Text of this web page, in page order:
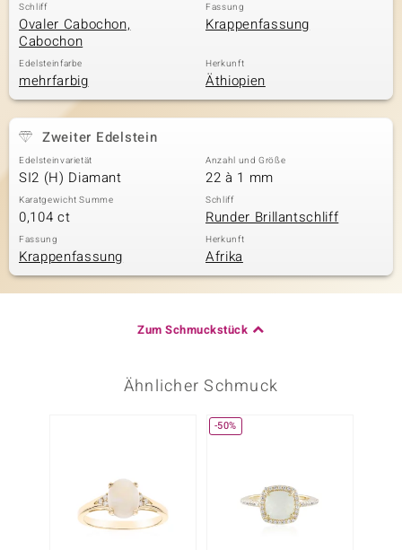
Schliff
Ovaler Cabochon,
Cabochon
Fassung
Krappenfassung
Edelsteinfarbe
mehrfarbig
Herkunft
Äthiopien
Zweiter Edelstein
Edelsteinvarietät
SI2 (H) Diamant
Anzahl und Größe
22 à 1 mm
Karatgewicht Summe
0,104 ct
Schliff
Runder Brillantschliff
Fassung
Krappenfassung
Herkunft
Afrika
Zum Schmuckstück
Ähnlicher Schmuck
-50%